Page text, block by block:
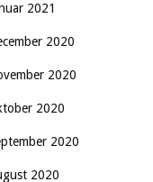
2021
2020
2020
2020
2020
2020